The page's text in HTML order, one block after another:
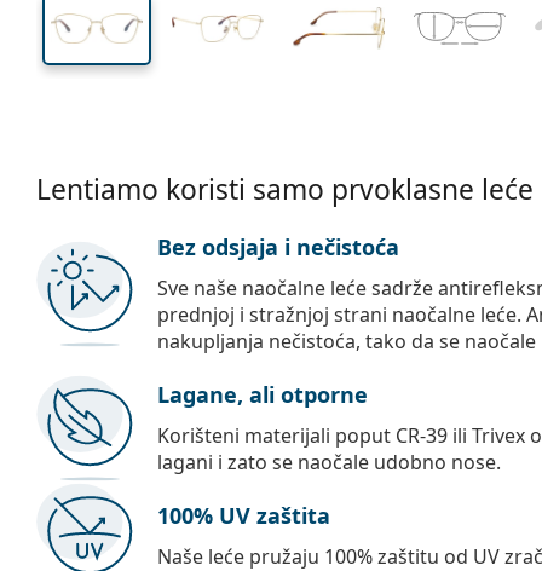
Lentiamo koristi samo prvoklasne leće
Bez odsjaja i nečistoća
Sve naše naočalne leće sadrže
prednjoj i stražnjoj strani naočalne leće.
nakupljanja nečistoća, tako da se naočale
Lagane, ali otporne
Korišteni materijali poput CR-39 ili Trivex
lagani i zato se naočale udobno nose.
100% UV zaštita
Naše leće pružaju 100% zaštitu od UV